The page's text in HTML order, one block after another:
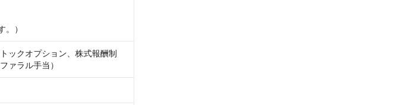
）
ックオプション、株式報酬制
ァラル手当）